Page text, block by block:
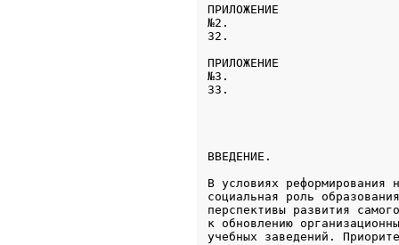
ПРИЛОЖЕНИЕ
№2.
ПРИЛОЖЕНИЕ
№3.
33.
ВВЕДЕНИЕ.
В условиях реформирования
социальная роль
перспективы развития
к обновлению
учебных заведений.